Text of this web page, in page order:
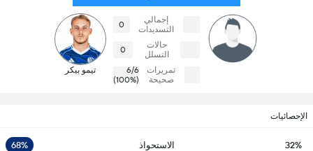
إجمالي
التسديدات
0
حالات
التسلل
0
تمريرات
صحيحة
6/6
(100%)
تيمو بيكر
الإحصائيات
32% الاستحواذ 68%